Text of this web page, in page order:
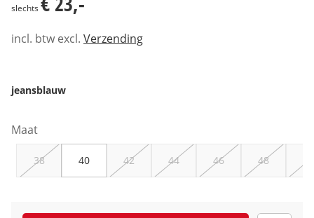
slechts
incl. btw excl. Verzending
jeansblauw
Maat
38 40 42 44 46 48